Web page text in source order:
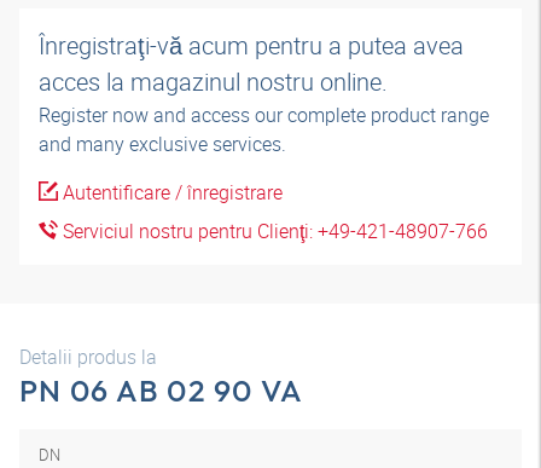
Înregistraţi-vă acum pentru a putea avea
acces la magazinul nostru online.
Register now and access our complete product range
and many exclusive services.
Autentificare / înregistrare
Serviciul nostru pentru Clienţi: +49-421-48907-766
Detalii produs la
PN 06 AB 02 90 VA
DN